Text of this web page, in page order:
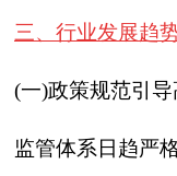
三、行业发展趋
(一)政策规范引
监管体系日趋严